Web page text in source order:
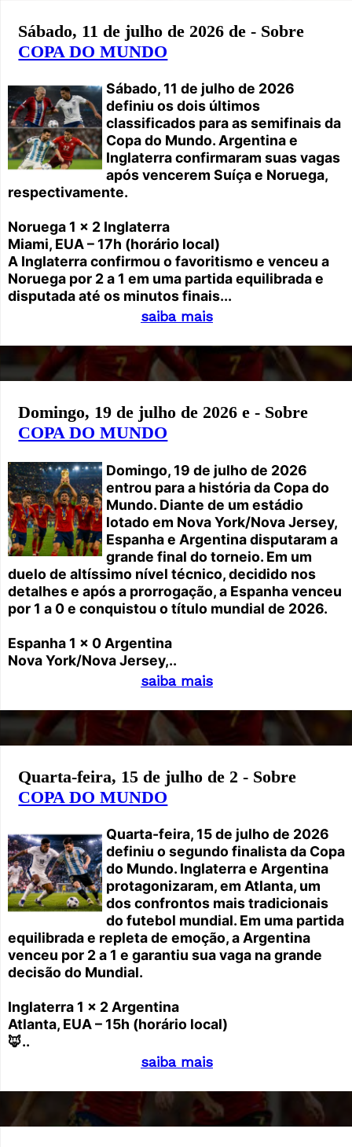
Sábado, 11 de julho de 2026 de - Sobre
COPA DO MUNDO
Sábado, 11 de julho de 2026
definiu os dois últimos
classificados para as semifinais da
Copa do Mundo. Argentina e
Inglaterra confirmaram suas vagas
após vencerem Suíça e Noruega,
respectivamente.
Noruega 1 x 2 Inglaterra
Miami, EUA – 17h (horário local)
A Inglaterra confirmou o favoritismo e venceu a
Noruega por 2 a 1 em uma partida equilibrada e
disputada até os minutos finais...
saiba mais
Domingo, 19 de julho de 2026 e - Sobre
COPA DO MUNDO
Domingo, 19 de julho de 2026
entrou para a história da Copa do
Mundo. Diante de um estádio
lotado em Nova York/Nova Jersey,
Espanha e Argentina disputaram a
grande final do torneio. Em um
duelo de altíssimo nível técnico, decidido nos
detalhes e após a prorrogação, a Espanha venceu
por 1 a 0 e conquistou o título mundial de 2026.
Espanha 1 x 0 Argentina
Nova York/Nova Jersey,..
saiba mais
Quarta-feira, 15 de julho de 2 - Sobre
COPA DO MUNDO
Quarta-feira, 15 de julho de 2026
definiu o segundo finalista da Copa
do Mundo. Inglaterra e Argentina
protagonizaram, em Atlanta, um
dos confrontos mais tradicionais
do futebol mundial. Em uma partida
equilibrada e repleta de emoção, a Argentina
venceu por 2 a 1 e garantiu sua vaga na grande
decisão do Mundial.
Inglaterra 1 x 2 Argentina
Atlanta, EUA – 15h (horário local)
🦊..
saiba mais